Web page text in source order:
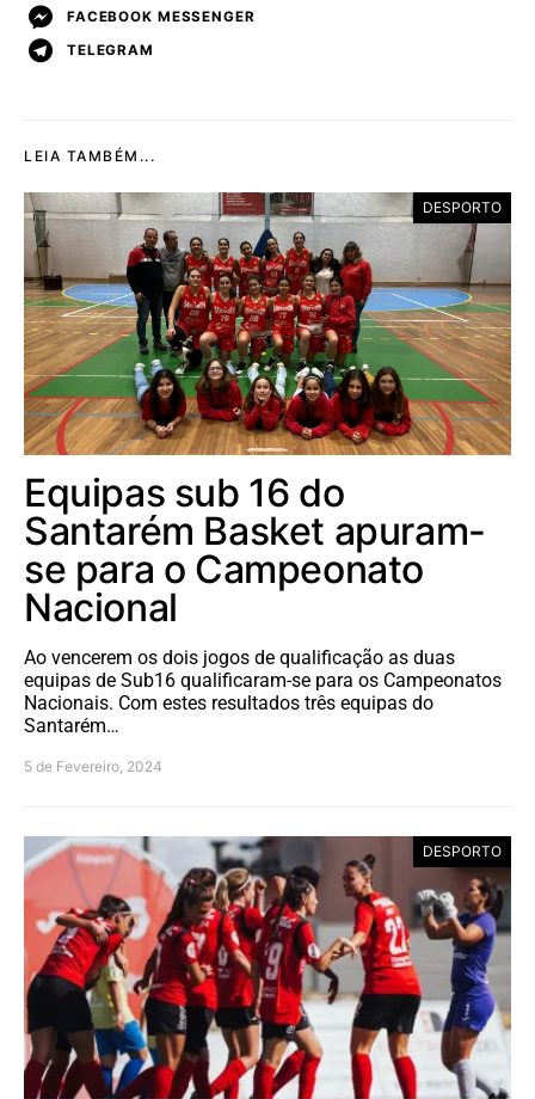
FACEBOOK MESSENGER
TELEGRAM
LEIA TAMBÉM...
DESPORTO
Equipas sub 16 do
Santarém Basket apuram-
se para o Campeonato
Nacional
Ao vencerem os dois jogos de qualificação as duas
equipas de Sub16 qualificaram-se para os Campeonatos
Nacionais. Com estes resultados três equipas do
Santarém…
5 de Fevereiro, 2024
DESPORTO